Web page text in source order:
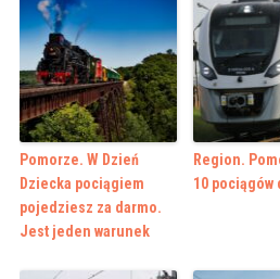
Pomorze. W Dzień
Dziecka pociągiem
pojedziesz za darmo.
Jest jeden warunek
Region.
10 pociągów